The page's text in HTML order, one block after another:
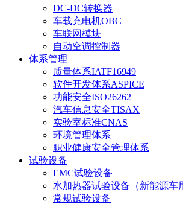
DC-DC转换器
车载充电机OBC
车联网模块
自动空调控制器
体系管理
质量体系IATF16949
软件开发体系ASPICE
功能安全ISO26262
汽车信息安全TISAX
实验室标准CNAS
环境管理体系
职业健康安全管理体系
试验设备
EMC试验设备
水加热器试验设备（新能源车
常规试验设备